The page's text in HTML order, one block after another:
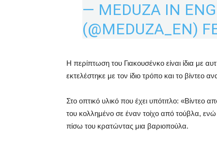
— MEDUZA IN
(@MEDUZA_EN)
Η περίπτωση του Γιακουσένκο είναι ίδια με
εκτελέστηκε με τον ίδιο τρόπο και το βίντεο
Στο οπτικό υλικό που έχει υπότιτλο: «Βίντεο
του κολλημένο σε έναν τοίχο από τούβλα,
πίσω του κρατώντας μια βαριοπούλα.